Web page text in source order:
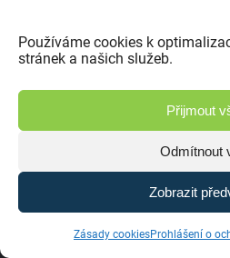
Používáme cookies k
stránek a našich služeb.
Přijmout
Odmítnout
Zobrazit
Zásady cookiesProhlášení o
27. 9. 2024
Dušan Horčička v
divizi
Josef Švorc:
zjistil, jak je
Velká bitva,
rozbitá